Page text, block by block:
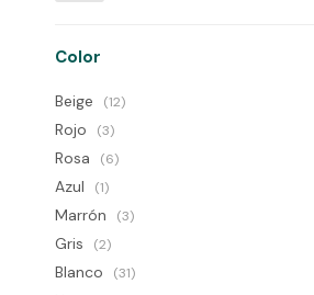
Color
Beige (12)
Rojo (3)
Rosa (6)
Azul (1)
Marrón (3)
Gris (2)
Blanco (31)